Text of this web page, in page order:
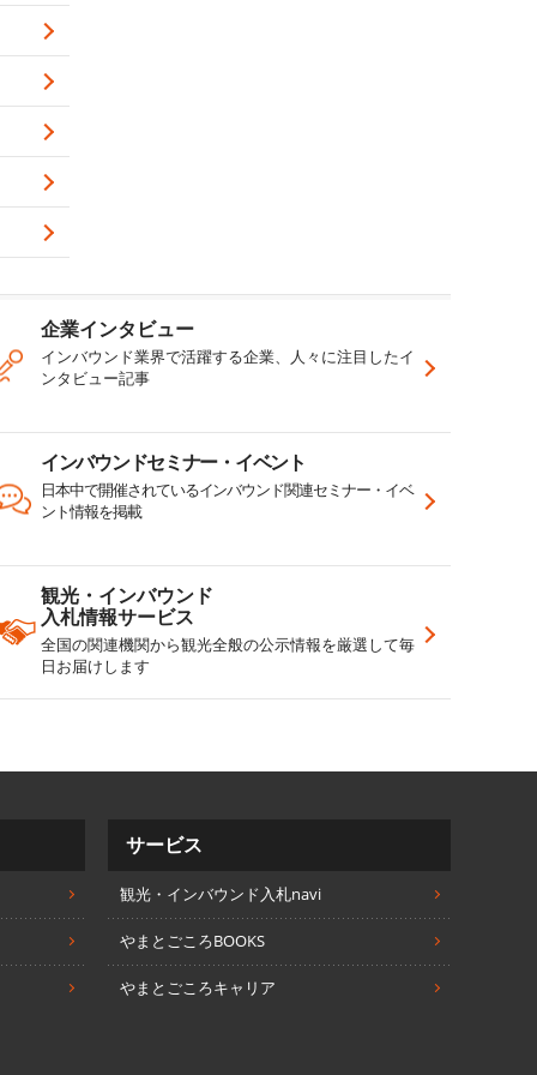
企業インタビュー
インバウンド業界で活躍する企業、人々に注目したイ
ンタビュー記事
インバウンドセミナー・イベント
日本中で開催されているインバウンド関連セミナー・イベ
ント情報を掲載
観光・インバウンド
入札情報サービス
全国の関連機関から観光全般の公示情報を厳選して毎
日お届けします
サービス
観光・インバウンド入札navi
やまとごころBOOKS
やまとごころキャリア